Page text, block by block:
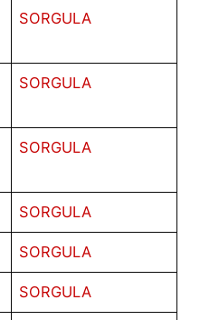
SORGULA
SORGULA
SORGULA
SORGULA
SORGULA
SORGULA